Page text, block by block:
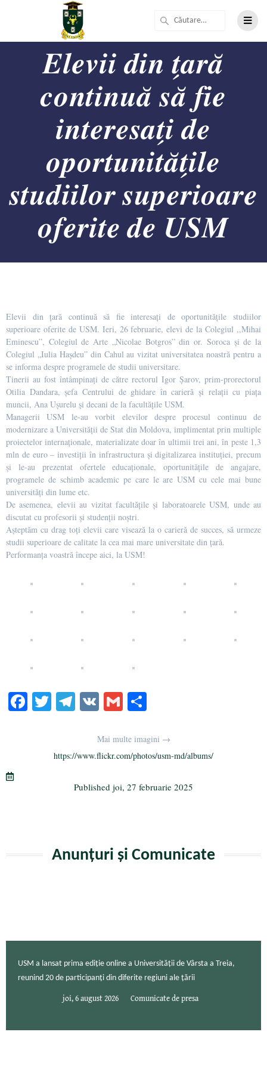
𝑬𝒍𝒆𝒗𝒊𝒊 𝒅𝒊𝒏 𝒕̗𝒂𝒓𝒂̆
𝒄𝒐𝒏𝒕𝒊𝒏𝒖𝒂̆ 𝒔𝒂̆ 𝒇𝒊𝒆
𝒊𝒏𝒕𝒆𝒓𝒆𝒔𝒂𝒕̗𝒊 𝒅𝒆
𝒐𝒑𝒐𝒓𝒕𝒖𝒏𝒊𝒕𝒂̆𝒕̗𝒊𝒍𝒆
𝒔𝒕𝒖𝒅𝒊𝒊𝒍𝒐𝒓 𝒔𝒖𝒑𝒆𝒓𝒊𝒐𝒂𝒓𝒆
𝒐𝒇𝒆𝒓𝒊𝒕𝒆 𝒅𝒆 𝑼𝑺𝑴
Elevii din țară continuă să fie interesați de oportunitățile studiilor
superioare oferite de USM. Ieri, 26 februarie, elevi de la Colegiul ,,Mihai
Eminescu”, Colegiul de Arte „Nicolae Botgros” din or. Soroca și de la
Colegiul „Iulia Haşdeu” din Cahul au vizitat universitatea noastră pentru a
se informa despre programele de studii universitare.
Tinerii au fost întâmpinați de către rectorul Igor Șarov, prim-prorectorul
Otilia Dandara, șefa Centrului de ghidare în carieră și relații cu piața
muncii, Ana Ușurelu și decani de la facultățile USM.
Managerii USM le-au vorbit elevilor despre procesul continuu de
modernizare a Universității de Stat din Moldova, implimentat prin multiple
proiectelor internaționale, materializate doar în ultimii trei ani, în peste 1,3
mln de euro – investiții în infrastructura și digitalizarea instituției, precum
și le-au prezentat ofertele educaționale, oportunitățile de angajare,
programele de schimb academic pe care le are USM cu cele mai bune
universități din lume etc.
De asemenea, elevii au vizitat facultățile și laboratoarele USM, unde au
discutat cu profesorii și studenții noștri.
Așteptăm cu drag toți elevii care visează la o carieră de succes, să urmeze
studii superioare de calitate la cea mai mare universitate din țară.
Performanța voastră începe aici, la USM!
Fa T
r
Te
a
m
V G
ailaj
ea
ză
Mai multe imagini →
https://www.flickr.com/photos/usm-md/albums/
Published joi, 27 februarie 2025
Anunțuri și Comunicate
USM a lansat prima ediție online a Universității de Vârsta a Treia,
reunind 20 de participanți din diferite regiuni ale țării
joi, 6 august 2026 Comunicate de presa